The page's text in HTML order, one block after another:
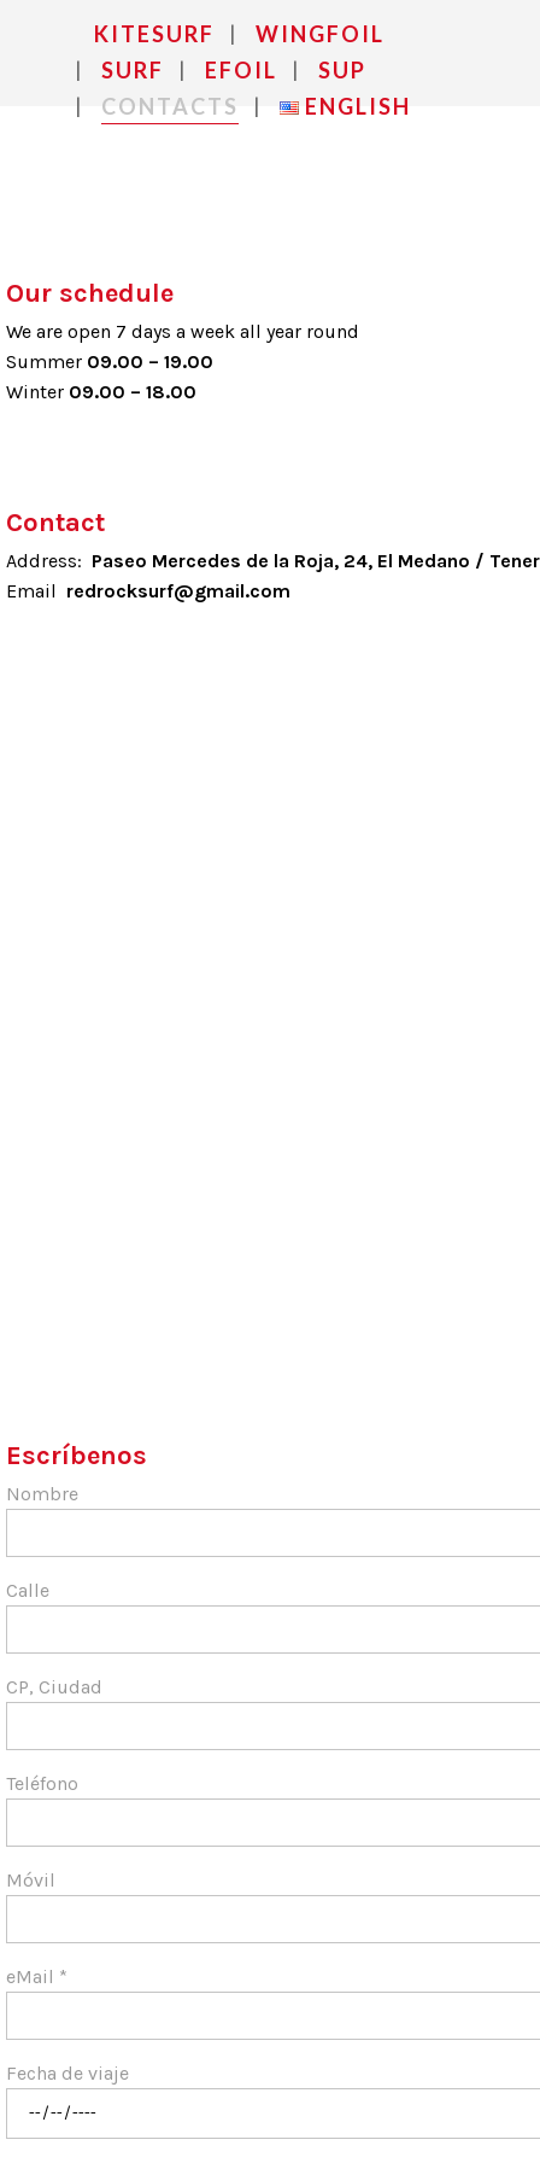
KITESURF
WINGFOIL
SURF
EFOIL
SUP
CONTACTS
ENGLISH
Our schedule
We are open 7 days a week all year round
Summer 09.00 – 19.00
Winter 09.00 – 18.00
Contact
Address: Paseo Mercedes de la Roja, 24, El Medano /
Email redrocksurf@gmail.com
Escríbenos
Nombre
Calle
CP, Ciudad
Teléfono
Móvil
eMail *
Fecha de viaje